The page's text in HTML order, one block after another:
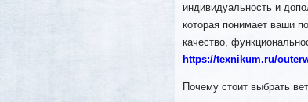
индивидуальность и
которая понимает ваши
качество,
https://texnikum.ru/
Почему стоит выбрать